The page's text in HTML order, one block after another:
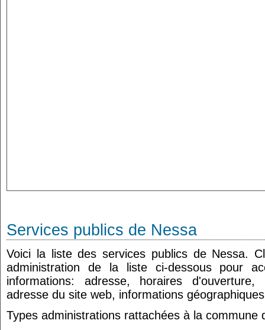
Services publics de Nessa
Voici la liste des services publics de Nessa.
administration de la liste ci-dessous pour
informations: adresse, horaires
adresse du site web, informations
Types administrations rattachées à la commune